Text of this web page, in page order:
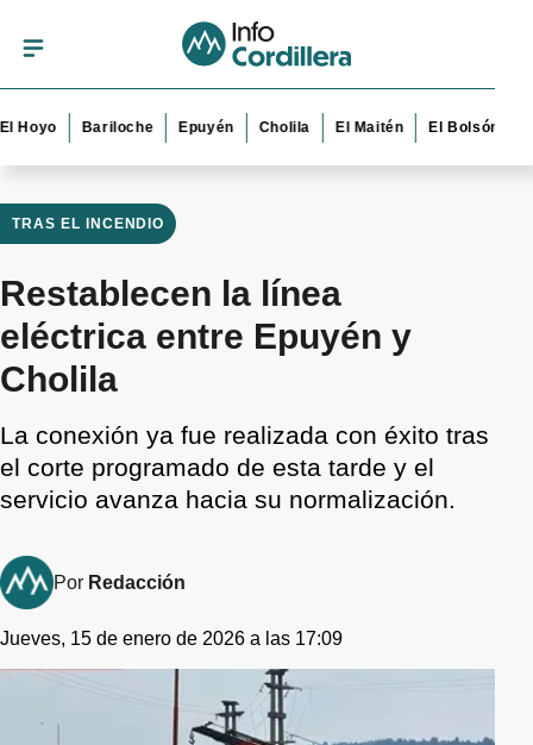
Bariloche Epuyén Cholila El Maitén El Bolsón Esquel
TRAS EL INCENDIO
Restablecen la línea
eléctrica entre Epuyén y
Cholila
La conexión ya fue realizada con éxito tras
el corte programado de esta tarde y el
servicio avanza hacia su normalización.
Por Redacción
Jueves, 15 de enero de 2026 a las 17:09